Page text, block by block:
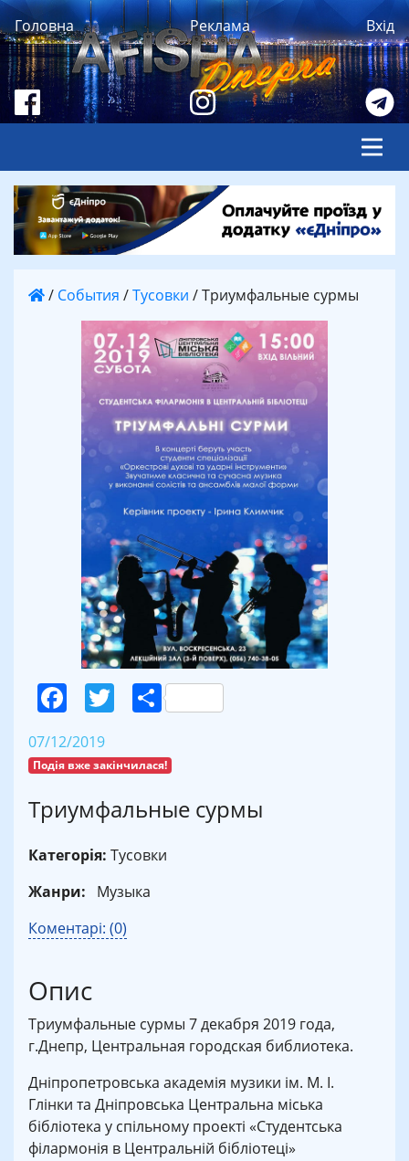
Головна Реклама Вхід
/ События /Тусовки /Триумфальные сурмы
Facebook
Twitter
Поділитися
07/12/2019
Подія вже закінчилася!
Триумфальные сурмы
Категорія: Тусовки
Жанри:
Музыка
Коментарі: (0)
Опис
Триумфальные сурмы 7 декабря 2019 года,
г.Днепр, Центральная городская библиотека.
Дніпропетровська академія музики ім. М. І.
Глінки та Дніпровська Центральна міська
бібліотека у спільному проекті «Студентська
філармонія в Центральній бібліотеці»